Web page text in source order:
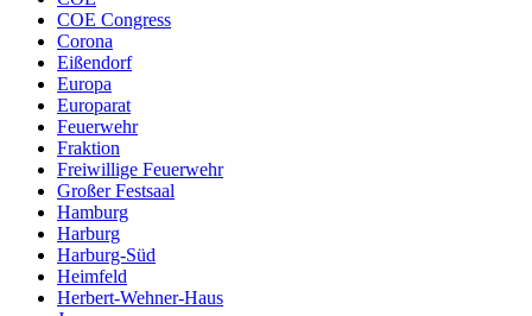
COE Congress
Corona
Eißendorf
Europa
Europarat
Feuerwehr
Fraktion
Freiwillige Feuerwehr
Großer Festsaal
Hamburg
Harburg
Harburg-Süd
Heimfeld
Herbert-Wehner-Haus